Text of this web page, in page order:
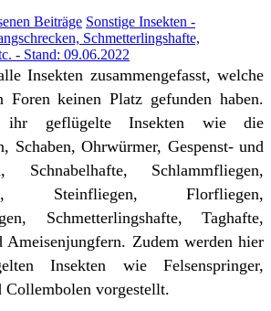
Sonstige Insekten -
Schmetterlingshafte,
- Stand: 09.06.2022
Insekten zusammengefasst, welche
Foren keinen Platz gefunden haben.
geflügelte Insekten wie die
Schaben, Ohrwürmer, Gespenst- und
Schnabelhafte, Schlammfliegen,
Steinfliegen, Florfliegen,
Schmetterlingshafte, Taghafte,
Ameisenjungfern. Zudem werden hier
Insekten wie Felsenspringer,
Collembolen vorgestellt.